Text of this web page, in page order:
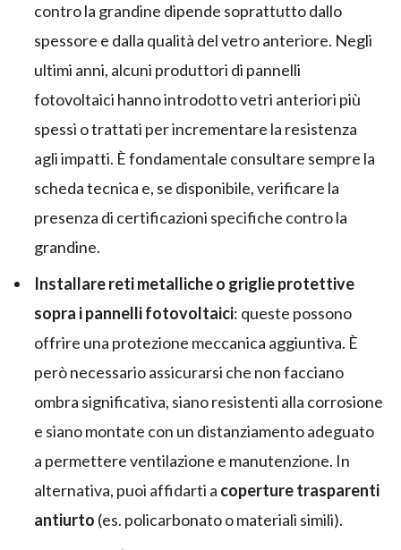
contro la grandine dipende soprattutto dallo
spessore e dalla qualità del vetro anteriore. Negli
ultimi anni, alcuni produttori di pannelli
fotovoltaici hanno introdotto vetri anteriori più
spessi o trattati per incrementare la resistenza
agli impatti. È fondamentale consultare sempre la
scheda tecnica e, se disponibile, verificare la
presenza di certificazioni specifiche contro la
grandine.
Installare reti metalliche o griglie protettive
sopra i pannelli fotovoltaici: queste possono
offrire una protezione meccanica aggiuntiva. È
però necessario assicurarsi che non facciano
ombra significativa, siano resistenti alla corrosione
e siano montate con un distanziamento adeguato
a permettere ventilazione e manutenzione. In
alternativa, puoi affidarti a coperture trasparenti
antiurto (es. policarbonato o materiali simili).